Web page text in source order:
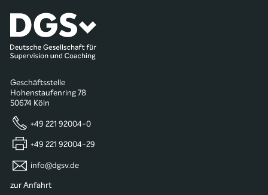
Geschäftsstelle
Hohenstaufenring 78
50674 Köln
+49 221 92004-0
+49 221 92004-29
info@dgsv.de
zur Anfahrt